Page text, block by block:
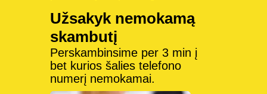
Užsakyk nemokamą
skambutį
Perskambinsime per 3 min į
bet kurios šalies telefono
numerį nemokamai.